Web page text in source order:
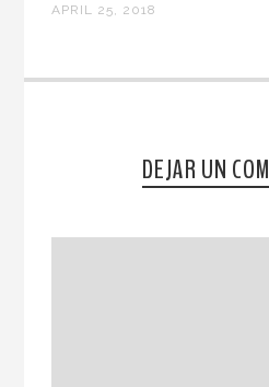
APRIL 25, 2018
DEJAR UN